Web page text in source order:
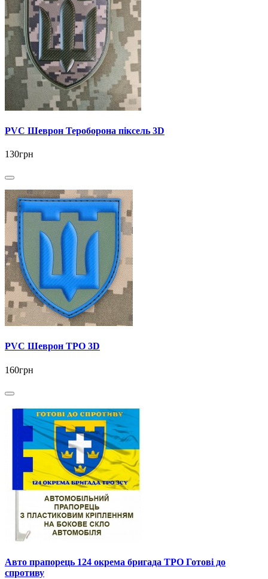
PVC Шеврон Тероборона піксель 3D
130грн
PVC Шеврон ТРО 3D
160грн
Авто прапорець 124 окрема бригада ТРО Готові до
спротиву